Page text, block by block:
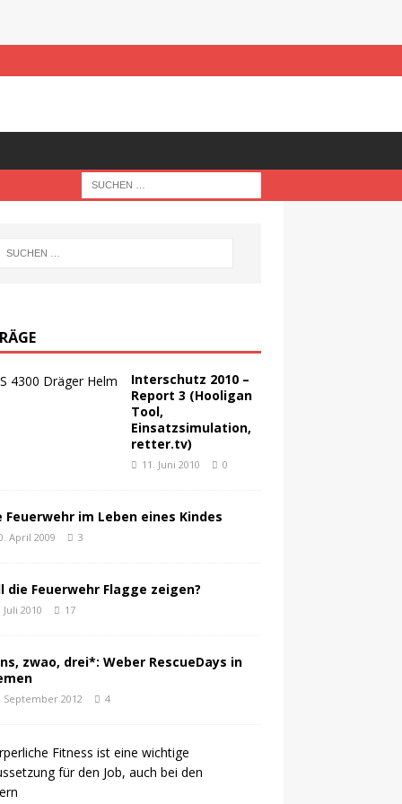
Interschutz 2010 –
Report 3 (Hooligan
Tool,
Einsatzsimulation,
retter.tv)
11. Juni 2010 0
Feuerwehr im Leben eines Kindes
April 2009 3
die Feuerwehr Flagge zeigen?
Juli 2010 17
zwao, drei*: Weber RescueDays in
September 2012 4